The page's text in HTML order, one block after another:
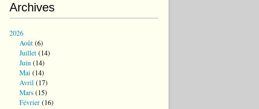
Archives
2026
Août (6)
Juillet (14)
Juin (14)
Mai (14)
Avril (17)
Mars (15)
Février (16)